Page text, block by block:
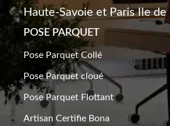
Haute-Savoie et Paris Ile de
POSE PARQUET
Pose Parquet Collé
Pose Parquet cloué
Pose Parquet Flottant
Artisan Certifie Bona